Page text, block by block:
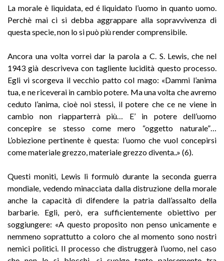
La morale è liquidata, ed é liquidato l’uomo in quanto uomo.
Perchè mai ci si debba aggrappare alla sopravvivenza di
questa specie, non lo si può più render comprensibile.
Ancora una volta vorrei dar la parola a C. S. Lewis, che nel
1943 già descriveva con tagliente lucidità questo processo.
Egli vi scorgeva il vecchio patto col mago: «Dammi l’anima
tua, e ne riceverai in cambio potere. Ma una volta che avremo
ceduto l’anima, cioè noi stessi, il potere che ce ne viene in
cambio non riapparterrà più… E’ in potere dell’uomo
concepire se stesso come mero “oggetto naturale”…
L’obiezione pertinente è questa: l’uomo che vuol concepirsi
come materiale grezzo, materiale grezzo diventa..» (6).
Questi moniti, Lewis li formulò durante la seconda guerra
mondiale, vedendo minacciata dalla distruzione della morale
anche la capacità di difendere la patria dall’assalto della
barbarie. Egli, però, era sufficientemente obiettivo per
soggiungere: «A questo proposito non penso unicamente e
nemmeno soprattutto a coloro che al momento sono nostri
nemici politici. Il processo che distruggerà l’uomo, nel caso